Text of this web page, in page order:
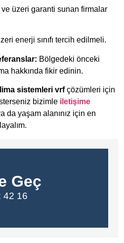
Geç
42 16
ve üzeri garanti sunan firmalar
enerji sınıfı tercih edilmeli.
Bölgedeki önceki
hakkında fikir edinin.
sistemleri vrfçözümleri için
bizimle iletişime
da yaşam alanınız için en